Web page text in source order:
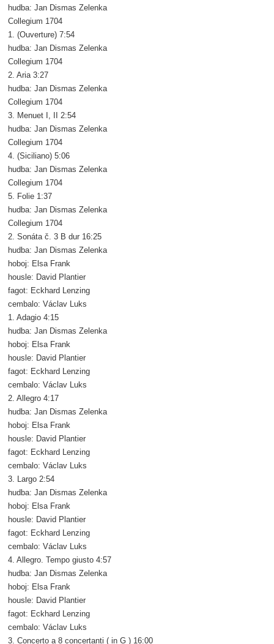
hudba: Jan Dismas Zelenka
Collegium 1704
1. (Ouverture) 7:54
hudba: Jan Dismas Zelenka
Collegium 1704
2. Aria 3:27
hudba: Jan Dismas Zelenka
Collegium 1704
3. Menuet I, II 2:54
hudba: Jan Dismas Zelenka
Collegium 1704
4. (Siciliano) 5:06
hudba: Jan Dismas Zelenka
Collegium 1704
5. Folie 1:37
hudba: Jan Dismas Zelenka
Collegium 1704
2. Sonáta č. 3 B dur 16:25
hudba: Jan Dismas Zelenka
hoboj: Elsa Frank
housle: David Plantier
fagot: Eckhard Lenzing
cembalo: Václav Luks
1. Adagio 4:15
hudba: Jan Dismas Zelenka
hoboj: Elsa Frank
housle: David Plantier
fagot: Eckhard Lenzing
cembalo: Václav Luks
2. Allegro 4:17
hudba: Jan Dismas Zelenka
hoboj: Elsa Frank
housle: David Plantier
fagot: Eckhard Lenzing
cembalo: Václav Luks
3. Largo 2:54
hudba: Jan Dismas Zelenka
hoboj: Elsa Frank
housle: David Plantier
fagot: Eckhard Lenzing
cembalo: Václav Luks
4. Allegro. Tempo giusto 4:57
hudba: Jan Dismas Zelenka
hoboj: Elsa Frank
housle: David Plantier
fagot: Eckhard Lenzing
cembalo: Václav Luks
3. Concerto a 8 concertanti ( in G ) 16:00